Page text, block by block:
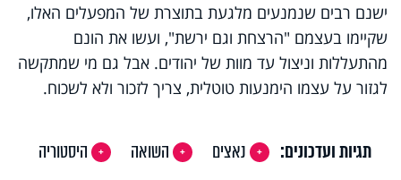
ישנם רבים שנמנעים מלגעת בתוצרת של המפעלים האלו,
שקיימו בעצמם "הרצחת וגם ירשת", ועשו את הונם
מהתעללות וניצול עד מוות של יהודים. אבל גם מי שמתקשה
לגזור על עצמו הימנעות טוטלית, צריך לזכור ולא לשכוח.
תגיות ועדכונים: נאצים השואה
היסטוריה